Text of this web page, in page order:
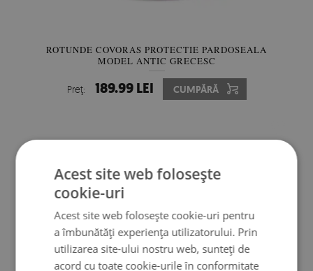
ROTUNDE COVORAS PROTECTIE PARDOSEALA
MODEL ANTIC GRECESC
Preţ: 189.99 LEI CUMPĂRĂ
Acest site web folosește
cookie-uri
Acest site web folosește cookie-uri pentru
a îmbunătăți experiența utilizatorului. Prin
utilizarea site-ului nostru web, sunteți de
acord cu toate cookie-urile în conformitate